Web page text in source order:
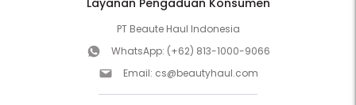
PT Beaute Haul Indonesia
WhatsApp: (+62) 813-1000-9066
Email: cs@beautyhaul.com